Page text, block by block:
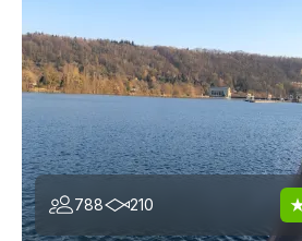
788 210